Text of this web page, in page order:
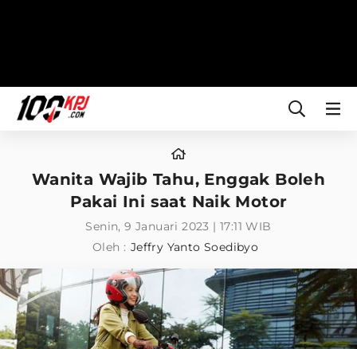
Wanita Wajib Tahu, Enggak Boleh
Pakai Ini saat Naik Motor
Senin, 9 Januari 2023 | 17:11 WIB
Oleh : Jeffry Yanto Soedibyo